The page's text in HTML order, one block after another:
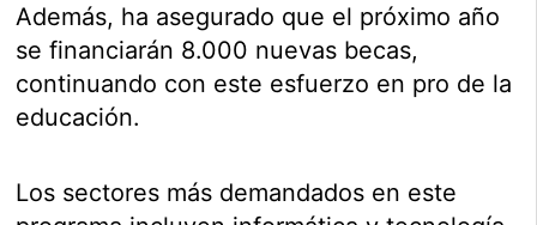
Además, ha asegurado que el próximo año
se financiarán 8.000 nuevas becas,
continuando con este esfuerzo en pro de la
educación.
Los sectores más demandados en este